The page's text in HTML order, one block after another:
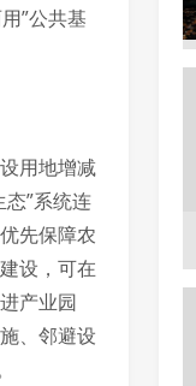
”公共基
用地增减
”系统连
先保障农
设，可在
产业园
、邻避设